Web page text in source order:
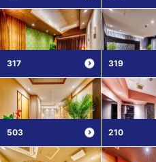
317 319
503 210